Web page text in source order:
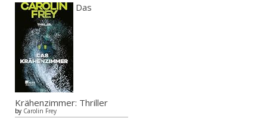
Das
Krähenzimmer: Thriller
by Carolin Frey